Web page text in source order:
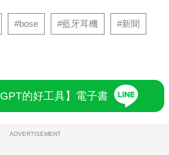
#bose #藍牙耳機 #新聞
的好工具】電子書
ADVERTISEMENT